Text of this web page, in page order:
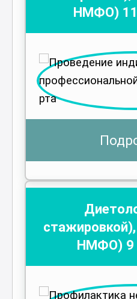
НМФО)
стажировкой),
НМФО) 9